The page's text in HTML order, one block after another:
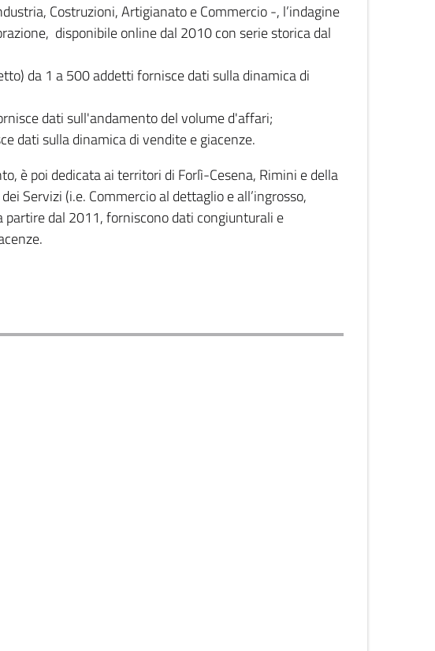
Costruzioni, Artigianato e Commercio -, l’indagine
disponibile online dal 2010 con serie storica dal
da 1 a 500 addetti fornisce dati sulla dinamica di
dati sull'andamento del volume d'affari;
dati sulla dinamica di vendite e giacenze.
è poi dedicata ai territori di Forlì-Cesena, Rimini e della
Servizi (i.e. Commercio al dettaglio e all’ingrosso,
partire dal 2011, forniscono dati congiunturali e